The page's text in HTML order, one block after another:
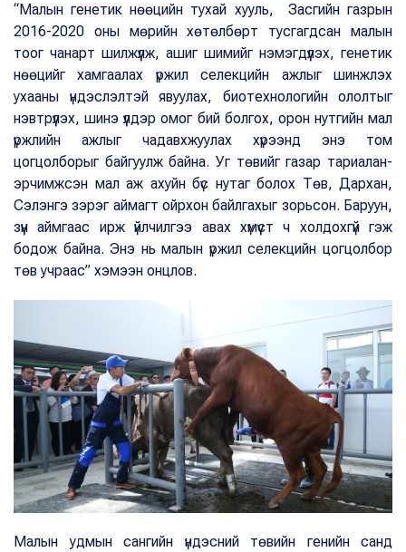
“Малын генетик нөөцийн тухай хууль, Засгийн газрын
2016-2020 оны мөрийн хөтөлбөрт тусгагдсан малын
тоог чанарт шилжүүлж, ашиг шимийг нэмэгдүүлэх, генетик
нөөцийг хамгаалах үржил селекцийн ажлыг шинжлэх
ухааны үндэслэлтэй явуулах, биотехнологийн ололтыг
нэвтрүүлэх, шинэ үүлдэр омог бий болгох, орон нутгийн мал
үржлийн ажлыг чадавхжуулах хүрээнд энэ том
цогцолборыг байгуулж байна. Уг төвийг газар тариалан-
эрчимжсэн мал аж ахуйн бүс нутаг болох Төв, Дархан,
Сэлэнгэ зэрэг аймагт ойрхон байлгахыг зорьсон. Баруун,
зүүн аймгаас ирж үйлчилгээ авах хүмүүст ч холдохгүй гэж
бодож байна. Энэ нь малын үржил селекцийн цогцолбор
төв учраас” хэмээн онцлов.
Малын удмын сангийн үндэсний төвийн генийн санд